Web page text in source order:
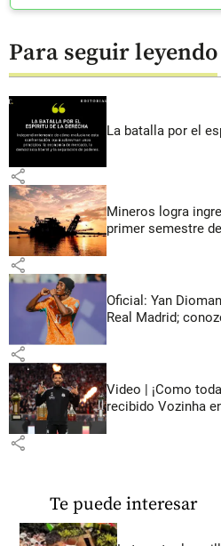
Para seguir leyendo
La batalla por el
share
Mineros logra
primer semestre
share
Oficial: Yan
Real Madrid;
share
Video | ¡Como
recibido Vozinha
share
Te puede interesar